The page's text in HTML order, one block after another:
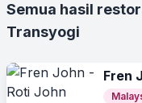
Semua hasil
Transyogi
Fren